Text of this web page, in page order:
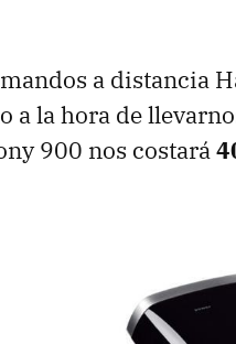
a distancia
a la hora de
900 nos costará